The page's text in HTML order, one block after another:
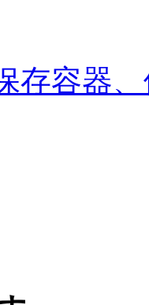
存容器